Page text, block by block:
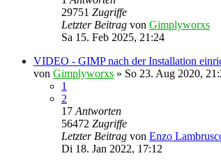
29751 Zugriffe
Letzter Beitrag von Gimplyworxs
Sa 15. Feb 2025, 21:24
VIDEO - GIMP nach der Installation
von Gimplyworxs » So 23. Aug 2020,
1
2
17 Antworten
56472 Zugriffe
Letzter Beitrag von Enzo
Di 18. Jan 2022, 17:12